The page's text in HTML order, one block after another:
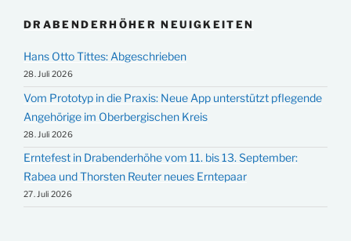
DRABENDERHÖHER NEUIGKEITEN
Hans Otto Tittes: Abgeschrieben
28. Juli 2026
Vom Prototyp in die Praxis: Neue App unterstützt pflegende
Angehörige im Oberbergischen Kreis
28. Juli 2026
Erntefest in Drabenderhöhe vom 11. bis 13. September:
Rabea und Thorsten Reuter neues Erntepaar
27. Juli 2026